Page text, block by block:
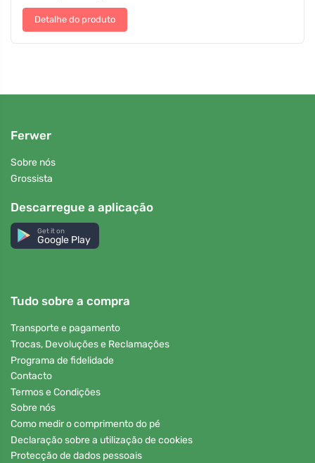
Detalhe do produto
Ferwer
Sobre nós
Grossista
Descarregue a aplicação
Get it on
Google Play
Tudo sobre a compra
Transporte e pagamento
Trocas, Devoluções e Reclamações
Programa de fidelidade
Contacto
Termos e Condições
Sobre nós
Como medir o comprimento do pé
Declaração sobre a utilização de cookies
Protecção de dados pessoais